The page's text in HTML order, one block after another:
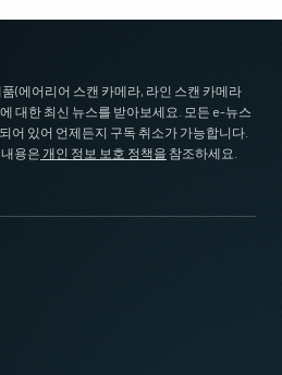
(에어리어 스캔 카메라, 라인 스캔 카메라
대한 최신 뉴스를 받아보세요. 모든 e-뉴스
어 있어 언제든지 구독 취소가 가능합니다.
용은 개인 정보 보호 정책을 참조하세요.